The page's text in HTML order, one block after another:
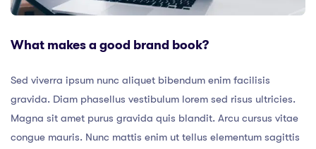
What makes a good brand book?
Sed viverra ipsum nunc aliquet bibendum enim facilisis
gravida. Diam phasellus vestibulum lorem sed risus ultricies.
Magna sit amet purus gravida quis blandit. Arcu cursus vitae
congue mauris. Nunc mattis enim ut tellus elementum sagittis